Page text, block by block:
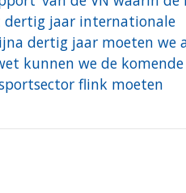
dertig jaar internationale
dertig jaar moeten we
kunnen we de
flink moeten